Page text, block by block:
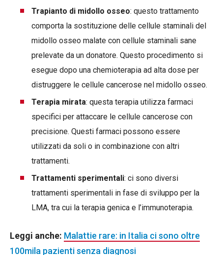
Trapianto di midollo osseo: questo trattamento
comporta la sostituzione delle cellule staminali del
midollo osseo malate con cellule staminali sane
prelevate da un donatore. Questo procedimento si
esegue dopo una chemioterapia ad alta dose per
distruggere le cellule cancerose nel midollo osseo.
Terapia mirata: questa terapia utilizza farmaci
specifici per attaccare le cellule cancerose con
precisione. Questi farmaci possono essere
utilizzati da soli o in combinazione con altri
trattamenti.
Trattamenti sperimentali: ci sono diversi
trattamenti sperimentali in fase di sviluppo per la
LMA, tra cui la terapia genica e l’immunoterapia.
Leggi anche: Malattie rare: in Italia ci sono oltre
100mila pazienti senza diagnosi